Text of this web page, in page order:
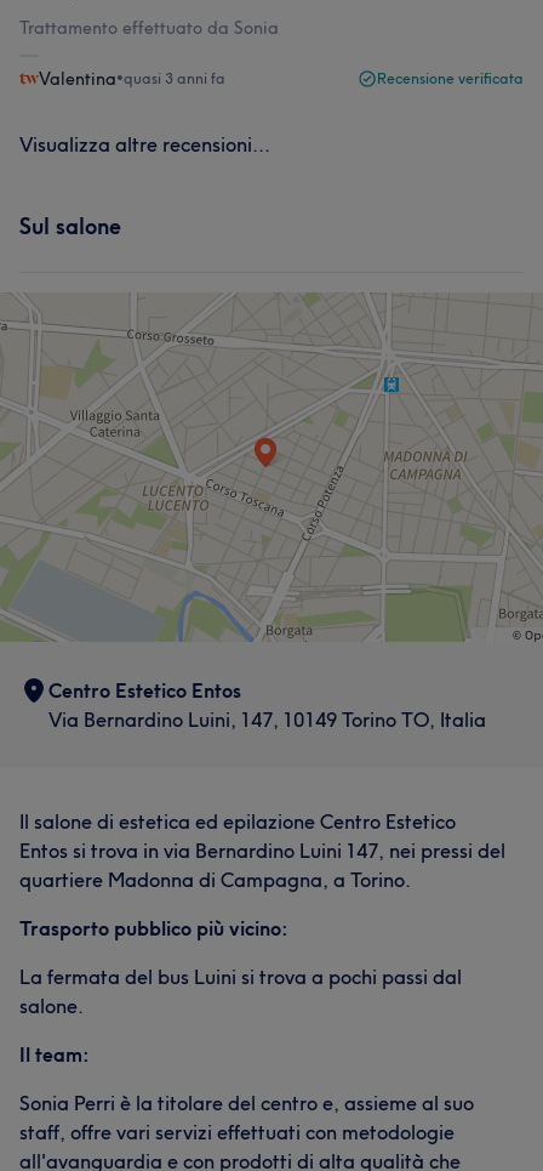
Trattamento effettuato da Sonia
Valentina•quasi 3 anni fa Recensione verificata
Visualizza altre recensioni...
Sul salone
Centro Estetico Entos
Via Bernardino Luini, 147, 10149 Torino TO, Italia
Il salone di estetica ed epilazione Centro Estetico
Entos si trova in via Bernardino Luini 147, nei pressi del
quartiere Madonna di Campagna, a Torino.
Trasporto pubblico più vicino:
La fermata del bus Luini si trova a pochi passi dal
salone.
Il team:
Sonia Perri è la titolare del centro e, assieme al suo
staff, offre vari servizi effettuati con metodologie
all'avanguardia e con prodotti di alta qualità che